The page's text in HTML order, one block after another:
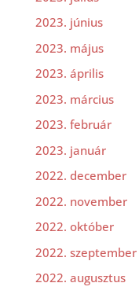
2023. június
2023. május
2023. április
2023. március
2023. február
2023. január
2022. december
2022. november
2022. október
2022. szeptember
2022. augusztus